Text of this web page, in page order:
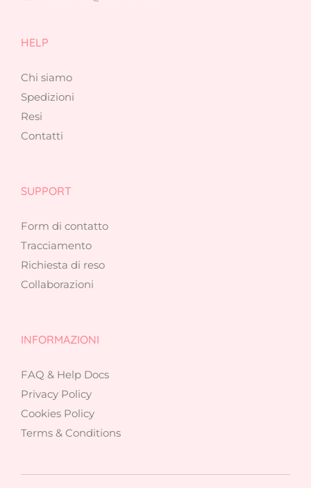
HELP
Chi siamo
Spedizioni
Resi
Contatti
SUPPORT
Form di contatto
Tracciamento
Richiesta di reso
Collaborazioni
INFORMAZIONI
FAQ & Help Docs
Privacy Policy
Cookies Policy
Terms & Conditions